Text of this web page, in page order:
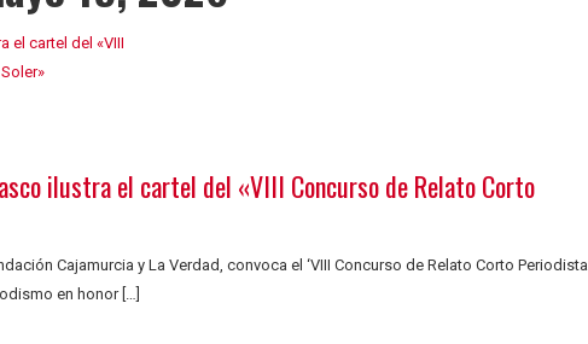
ilustra el cartel del «VIII Concurso de Relato Corto
Cajamurcia y La Verdad, convoca el ‘VIII Concurso de Relato Corto Periodista
en honor […]